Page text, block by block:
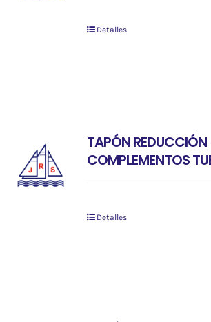
Detalles
TAPÓN
COMPLEMENTOS
Detalles